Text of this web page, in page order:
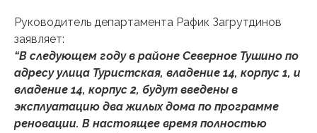
Руководитель департамента Рафик Загрутдинов
заявляет:
“В следующем году в районе Северное Тушино по
адресу улица Туристская, владение 14, корпус 1, и
владение 14, корпус 2, будут введены в
эксплуатацию два жилых дома по программе
реновации. В настоящее время полностью